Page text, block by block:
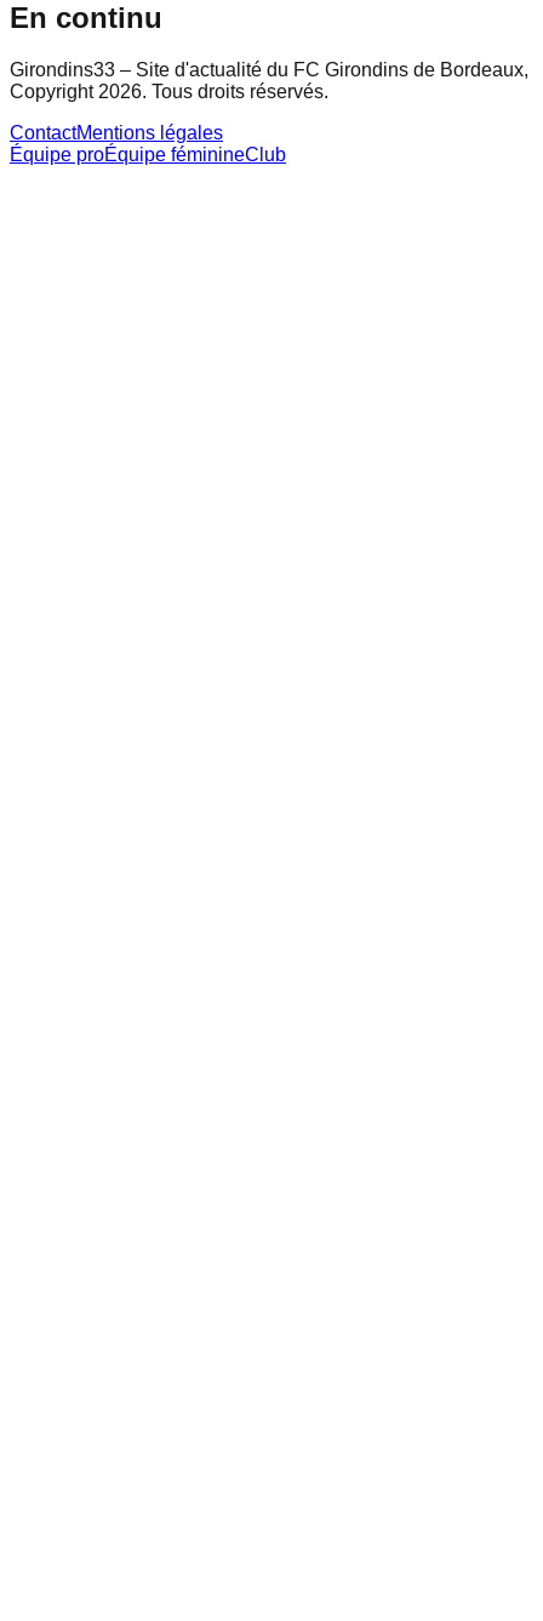
En continu
Girondins33 – Site d'actualité du FC Girondins de Bordeaux,
Copyright 2026. Tous droits réservés.
ContactMentions légales
Équipe proÉquipe féminineClub